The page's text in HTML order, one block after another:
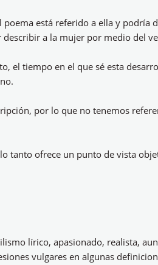
está referido a ella y podría
a la mujer por medio del
el tiempo en el que sé esta
por lo que no tenemos
tanto ofrece un punto de vista
lírico, apasionado, realista,
vulgares en algunas